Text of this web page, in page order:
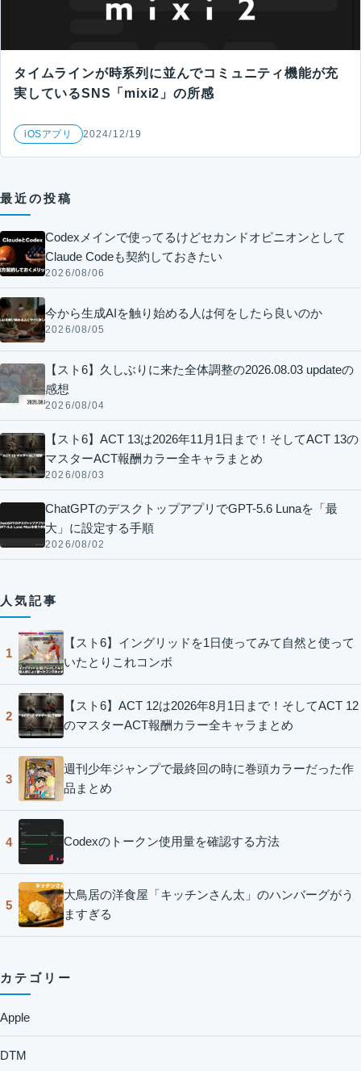
タイムラインが時系列に並んでコミュニティ機能が充
実しているSNS「mixi2」の所感
iOSアプリ 2024/12/19
最近の投稿
Codexメインで使ってるけどセカンドオピニオンとして
Claude Codeも契約しておきたい
2026/08/06
今から生成AIを触り始める人は何をしたら良いのか
2026/08/05
【スト6】久しぶりに来た全体調整の2026.08.03 updateの
感想
2026/08/04
【スト6】ACT 13は2026年11月1日まで！そしてACT 13の
マスターACT報酬カラー全キャラまとめ
2026/08/03
ChatGPTのデスクトップアプリでGPT-5.6 Lunaを「最
大」に設定する手順
2026/08/02
人気記事
1
【スト6】イングリッドを1日使ってみて自然と使って
いたとりこれコンボ
2
【スト6】ACT 12は2026年8月1日まで！そしてACT 12
のマスターACT報酬カラー全キャラまとめ
3
週刊少年ジャンプで最終回の時に巻頭カラーだった作
品まとめ
4 Codexのトークン使用量を確認する方法
5
大鳥居の洋食屋「キッチンさん太」のハンバーグがう
ますぎる
カテゴリー
Apple
DTM